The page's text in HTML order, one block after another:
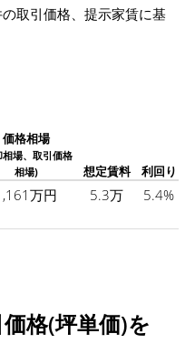
取引価格、提示家賃に基
価格相場
相場、取引価格
相場)
想定賃料 利回り
万円 5.3万 5.4%
格(坪単価)を